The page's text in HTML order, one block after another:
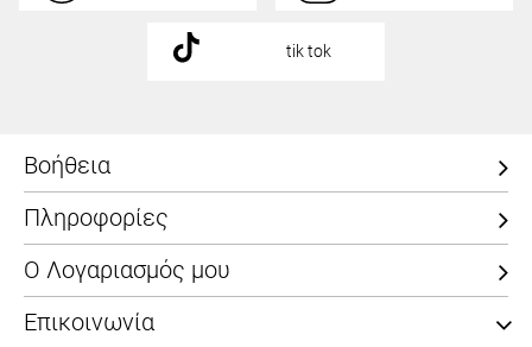
tik tok
Βοήθεια
Πληροφορίες
Ο Λογαριασμός μου
Επικοινωνία